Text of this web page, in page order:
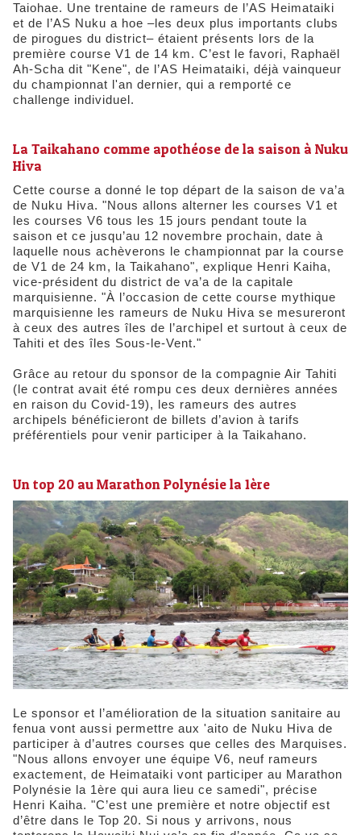
Taiohae. Une trentaine de rameurs de l’AS Heimataiki
et de l’AS Nuku a hoe –les deux plus importants clubs
de pirogues du district– étaient présents lors de la
première course V1 de 14 km. C’est le favori, Raphaël
Ah-Scha dit "Kene", de l’AS Heimataiki, déjà vainqueur
du championnat l'an dernier, qui a remporté ce
challenge individuel.
La Taikahano comme apothéose de la saison à Nuku
Hiva
Cette course a donné le top départ de la saison de va’a
de Nuku Hiva. "Nous allons alterner les courses V1 et
les courses V6 tous les 15 jours pendant toute la
saison et ce jusqu’au 12 novembre prochain, date à
laquelle nous achèverons le championnat par la course
de V1 de 24 km, la Taikahano", explique Henri Kaiha,
vice-président du district de va’a de la capitale
marquisienne. "À l’occasion de cette course mythique
marquisienne les rameurs de Nuku Hiva se mesureront
à ceux des autres îles de l’archipel et surtout à ceux de
Tahiti et des îles Sous-le-Vent."
Grâce au retour du sponsor de la compagnie Air Tahiti
(le contrat avait été rompu ces deux dernières années
en raison du Covid-19), les rameurs des autres
archipels bénéficieront de billets d’avion à tarifs
préférentiels pour venir participer à la Taikahano.
Un top 20 au Marathon Polynésie la 1ère
Le sponsor et l’amélioration de la situation sanitaire au
fenua vont aussi permettre aux 'aito de Nuku Hiva de
participer à d’autres courses que celles des Marquises.
"Nous allons envoyer une équipe V6, neuf rameurs
exactement, de Heimataiki vont participer au Marathon
Polynésie la 1ère qui aura lieu ce samedi", précise
Henri Kaiha. "C’est une première et notre objectif est
d’être dans le Top 20. Si nous y arrivons, nous